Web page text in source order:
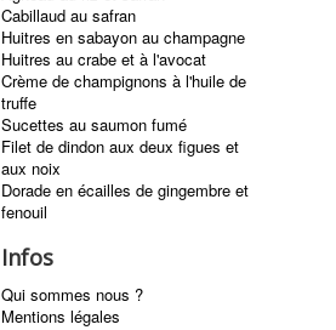
Cabillaud au safran
Huitres en sabayon au champagne
Huitres au crabe et à l'avocat
Crème de champignons à l'huile de
truffe
Sucettes au saumon fumé
Filet de dindon aux deux figues et
aux noix
Dorade en écailles de gingembre et
fenouil
Infos
Qui sommes nous ?
Mentions légales